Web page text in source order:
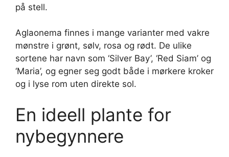
på stell.
Aglaonema finnes i mange varianter med vakre
mønstre i grønt, sølv, rosa og rødt. De ulike
sortene har navn som ‘Silver Bay’, ‘Red Siam’ og
‘Maria’, og egner seg godt både i mørkere kroker
og i lyse rom uten direkte sol.
En ideell plante for
nybegynnere